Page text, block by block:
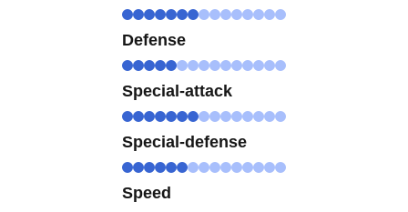
Defense
Special-attack
Special-defense
Speed